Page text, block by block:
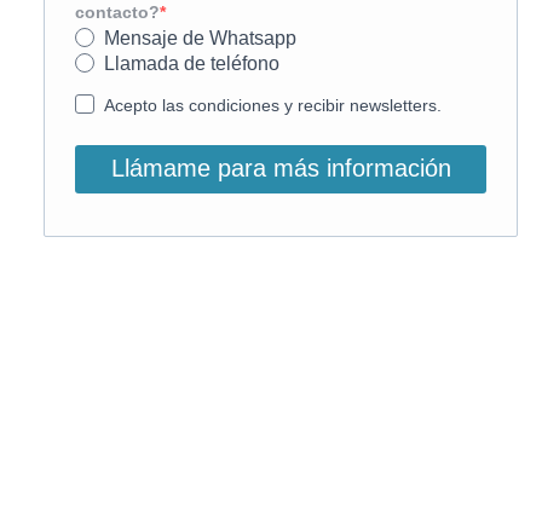
contacto?
Mensaje de Whatsapp
Llamada de teléfono
Acepto las condiciones y recibir newsletters.
Llámame para más información